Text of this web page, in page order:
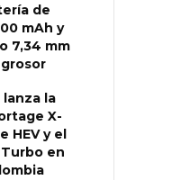
de
mAh y
7,34 mm
lanza la
X-
HEV y el
Turbo en